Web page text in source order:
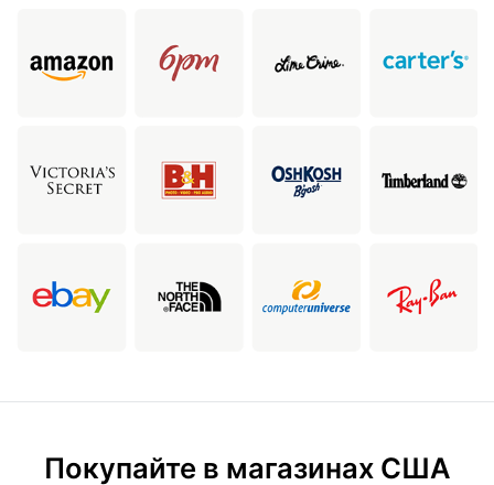
Покупайте в магазинах США